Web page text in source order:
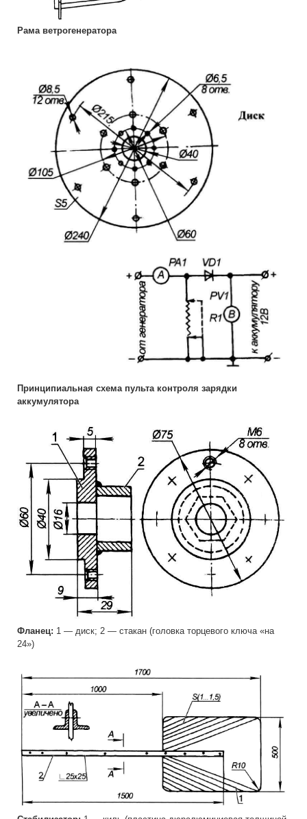
Рама ветрогенератора
Принципиальная схема пульта контроля зарядки
аккумулятора
Фланец: 1 — диск; 2 — стакан (головка торцевого ключа «на
24»)